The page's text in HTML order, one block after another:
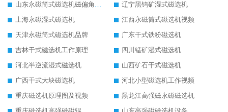
山东永磁筒式磁选机磁偏角怎么调整
辽宁黑钨矿湿式磁选机
上海永磁湿式磁选机
江西永磁筒式磁选机视频
天津永磁筒式磁选机品牌
广东干式铁粉磁选机
吉林干式磁选机工作原理
四川锰矿湿式磁选机
河北半逆流湿式磁选机
山西矿石干式磁选机
广西干式大块磁选机
河北小型磁选机工作视频
重庆磁选机原理图及视频
黑龙江高强磁永磁磁选机